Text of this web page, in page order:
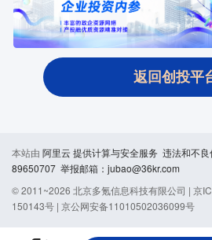
返回创投平
本站由 阿里云 提供计算与安全服务 违法和不
89650707 举报邮箱：jubao@36kr.com
© 2011~2026 北京多氪信息科技有限公司 | 京
150143号 | 京公网安备11010502036099号